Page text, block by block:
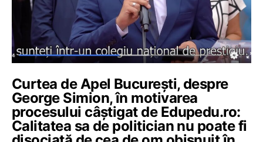
Curtea de Apel București, despre
George Simion, în motivarea
procesului câștigat de Edupedu.ro:
Calitatea sa de politician nu poate fi